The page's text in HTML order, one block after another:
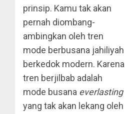
prinsip. Kamu tak akan
pernah diombang-
ambingkan oleh tren
mode berbusana jahiliyah
berkedok modern. Karena
tren berjilbab adalah
mode busana everlasting
yang tak akan lekang oleh